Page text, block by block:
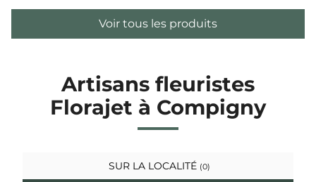
Voir tous les produits
Artisans fleuristes
Florajet à Compigny
SUR LA LOCALITÉ (0)